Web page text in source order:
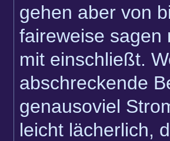
gehen aber von
faireweise sagen
mit einschließt.
abschreckende
genausoviel
leicht lächerlich,